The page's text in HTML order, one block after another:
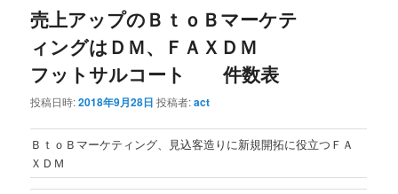
売上アップのＢｔｏＢマーケテ
ィングはＤＭ、ＦＡＸＤＭ
フットサルコート 件数表
投稿日時:2018年9月28日 投稿者:act
ＢｔｏＢマーケティング、見込客造りに新規開拓に役立つＦＡ
ＸＤＭ